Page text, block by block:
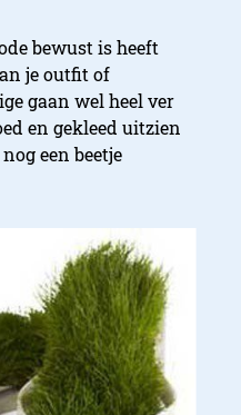
bewust is heeft
je outfit of
gaan wel heel ver
en gekleed uitzien
een beetje